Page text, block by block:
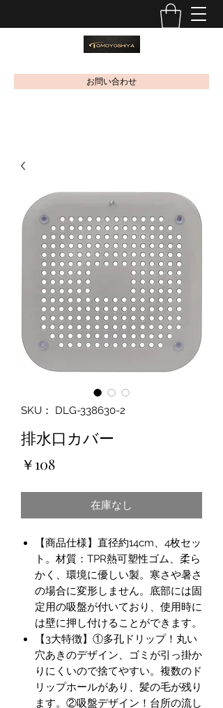
お問い合わせ
SKU： DLG-338630-2
排水口カバー
￥108価
在庫なし
【商品仕様】直径約14cm、4枚セッ
ト。材質：TPR熱可塑性ゴム、柔ら
かく、環境に優しい製。寒さや暑さ
の場合に変形しません。底部には固
定用の吸盤が付いており、使用時に
は壁に押し付けることができます。
【3大特徴】①多孔ドリップ！丸い
穴あきのデザイン、ゴミが引っ掛か
りにくいので捨てやすい。複数のド
リップホールがあり、髪の毛が残り
ます。②吸盤デザイン！台所の流し